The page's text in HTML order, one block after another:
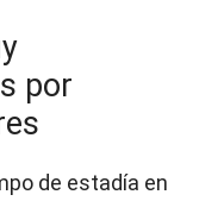
por
de estadía en